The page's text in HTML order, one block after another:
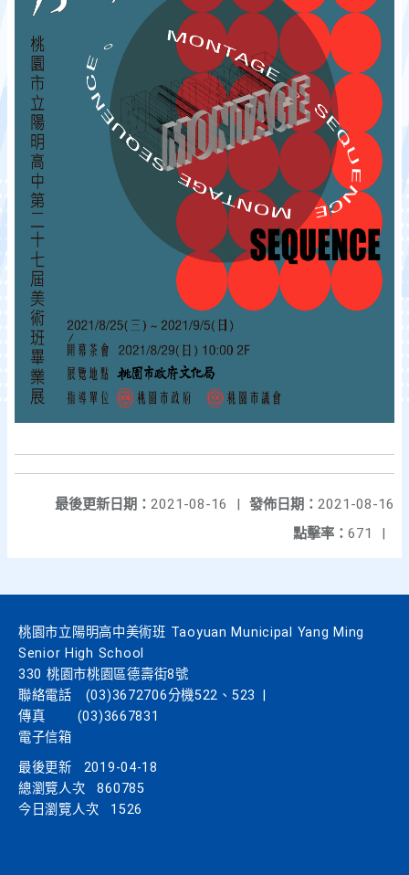
發佈日期： 2021-08-16
最後更新日期： 2021-08-16
|
點擊率： 671 |
桃園市立陽明高中美術班 Taoyuan Municipal Yang Ming
Senior High School
330 桃園市桃園區德壽街8號
聯絡電話
(03)3672706分機522、523
傳真
(03)3667831
電子信箱
最後更新
2019-04-18
總瀏覽人次
860785
今日瀏覽人次
1526